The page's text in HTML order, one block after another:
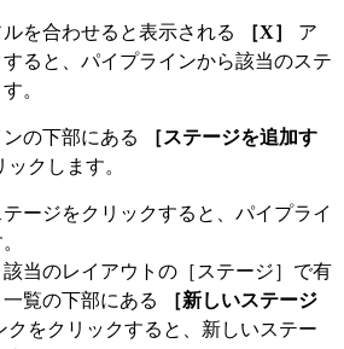
を合わせると表示される ［X］ ア
ると、パイプラインから該当のステ
。
の下部にある
［ステージを追加す
クします。
ージをクリックすると、パイプライ
当のレイアウトの［ステージ］で有
覧の下部にある
［新しいステージ
クをクリックすると、新しいステー